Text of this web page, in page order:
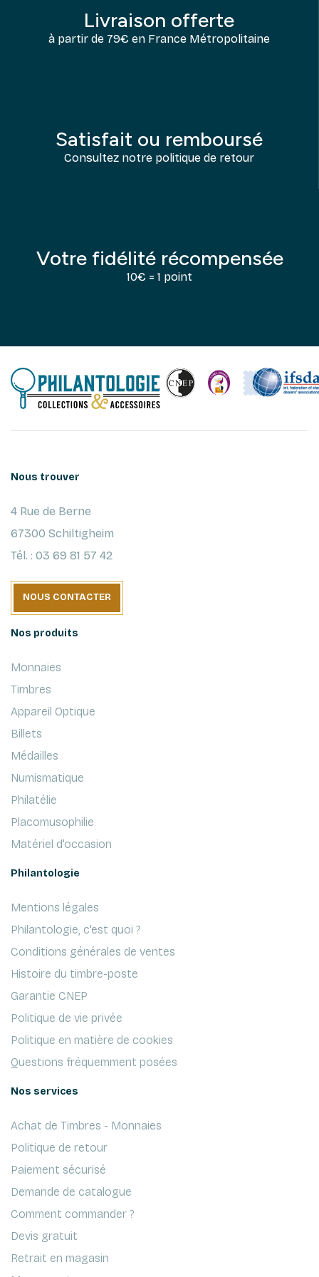
Livraison offerte
à partir de 79€ en France Métropolitaine
Satisfait ou remboursé
Consultez notre politique de retour
Votre fidélité récompensée
10€ = 1 point
Nous trouver
4 Rue de Berne
67300 Schiltigheim
Tél. : 03 69 81 57 42
NOUS CONTACTER
Nos produits
Monnaies
Timbres
Appareil Optique
Billets
Médailles
Numismatique
Philatélie
Placomusophilie
Matériel d'occasion
Philantologie
Mentions légales
Philantologie, c'est quoi ?
Conditions générales de ventes
Histoire du timbre-poste
Garantie CNEP
Politique de vie privée
Politique en matière de cookies
Questions fréquemment posées
Nos services
Achat de Timbres - Monnaies
Politique de retour
Paiement sécurisé
Demande de catalogue
Comment commander ?
Devis gratuit
Retrait en magasin